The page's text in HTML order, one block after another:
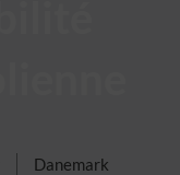
Danemark